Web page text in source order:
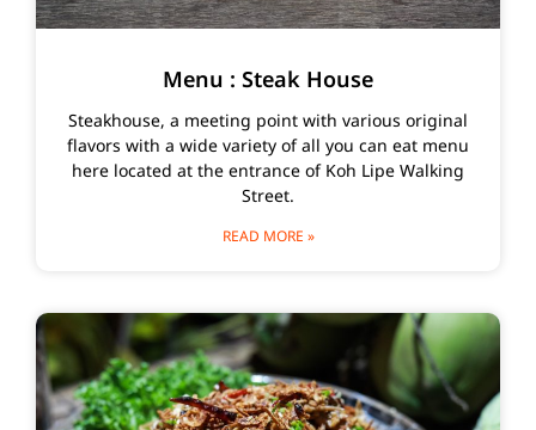
Menu : Steak House
Steakhouse, a meeting point with various original
flavors with a wide variety of all you can eat menu
here located at the entrance of Koh Lipe Walking
Street.
READ MORE »